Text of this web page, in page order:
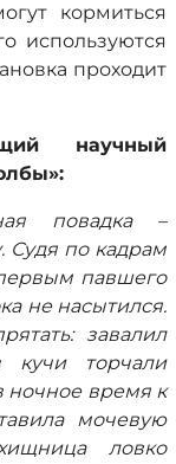
кормиться
используются
проходит
научный
повадка –
Судя по кадрам
павшего
не насытился.
завалил
торчали
ночное время к
мочевую
ловко